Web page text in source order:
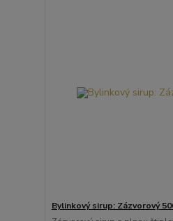
Bylinkový sirup: Zázvorový